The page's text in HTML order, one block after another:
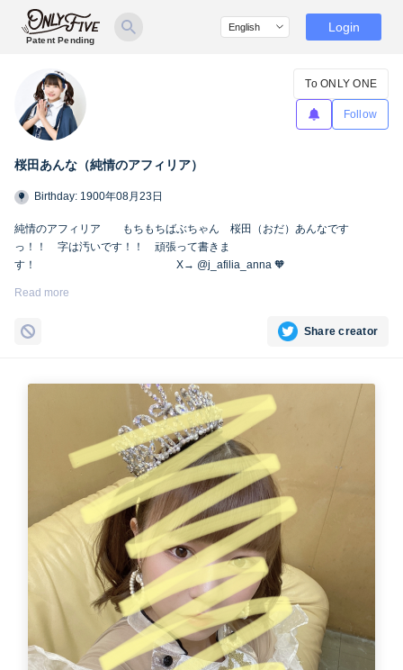
Patent Pending
Login
桜田あんな（純情のアフィリア）
To ONLY ONE
Follow
Birthday: 1900年08月23日
純情のアフィリア もちもちばぶちゃん 桜田（おだ）あんなです
っ！！ 字は汚いです！！ 頑張って書きま
す！ X→ @j_afilia_anna 🧡
Read more
Share creator